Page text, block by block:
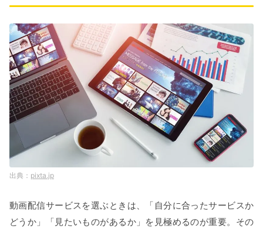
pixta.jp
動画配信サービスを選ぶときは、「自分に合ったサービスか
どうか」「見たいものがあるか」を見極めるのが重要。その